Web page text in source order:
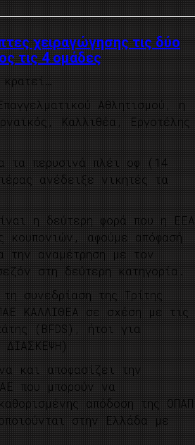
χειραγώγησης τις δύο
τις 4 ομάδες
Αθλητισμού, η
Καλλιθέα, Εργοτέλης
τα περυσινά πλέι οφ (14
ανέδειξε νικητές τα
η δεύτερη φορά που η ΕΕΑ
κουπονιών, αφούμε απόφασή
την αναμέτρηση με τον
στη δεύτερη κατηγορία.
συνεδρίαση της Τρίτης
ΚΑΛΛΙΘΕΑ σε σχέση με τις
(BFDS), ήτοι για
και αποφασίζει την
που μπορούν να
απόδοση της ΟΠΑΠ
στην Ελλάδα με